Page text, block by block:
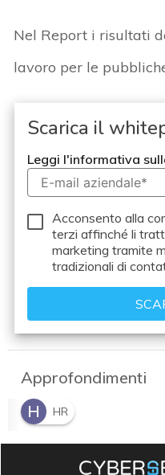
Nel Report i risultati
lavoro per le
Scarica il
Leggi l'informativa
Acconsento alla
terzi affinché li
marketing tramite
tradizionali di
Approfondimenti
H
HR